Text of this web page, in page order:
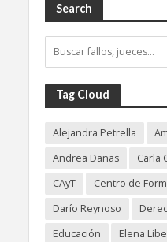
Search
Tag Cloud
Alejandra Petrella
Andrea Danas
Carla
CAyT
Centro de
Darío Reynoso
Educación
Elena